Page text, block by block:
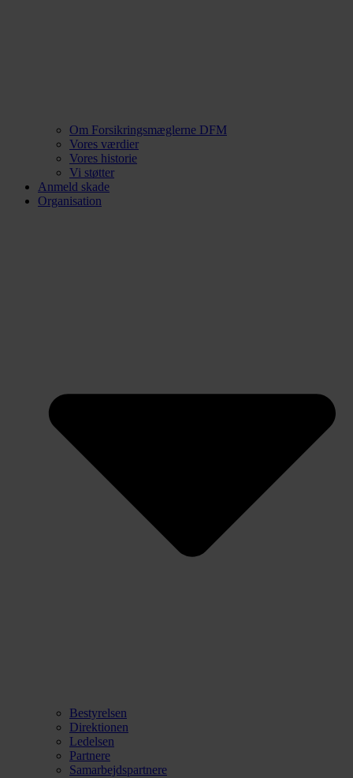
Om Forsikringsmæglerne DFM
Vores værdier
Vores historie
Vi støtter
Anmeld skade
Organisation
Bestyrelsen
Direktionen
Ledelsen
Partnere
Samarbejdspartnere